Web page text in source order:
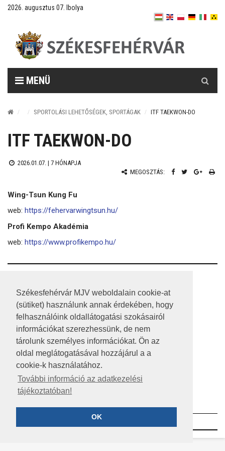
Székesfehérvár MJV weboldalain cookie-at
(sütiket) használunk annak érdekében, hogy
felhasználóink oldallátogatási szokásairól
információkat szerezhessünk, de nem
tárolunk személyes információkat. Ön az
oldal meglátogatásával hozzájárul a a
cookie-k használatához.
További információ az adatkezelési
tájékoztatóban!
OK
2026. augusztus 07. Ibolya
MENÜ
SPORTOLÁSI LEHETŐSÉGEK, SPORTÁGAK ITF TAEKWON-DO
ITF TAEKWON-DO
2026.01.07. | 7 HÓNAPJA
MEGOSZTÁS:
Wing-Tsun Kung Fu
web: https://fehervarwingtsun.hu/
Profi Kempo Akadémia
web: https://www.profikempo.hu/
A HONLAP 2017.03.31-I ÁLLAPOTA
JOGI NYILATKOZAT
IMPRESSZUM
MÉDIAAJÁNLAT
KÖZÉRDEKŰ ADATOK
©2023 SZÉKESFEHÉRVÁR MEGYEI JOGÚ VÁROS